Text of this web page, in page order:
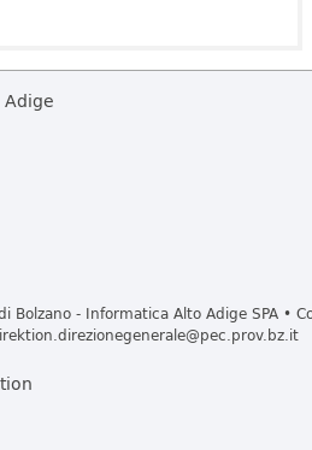
- Informatica Alto Adige SPA •